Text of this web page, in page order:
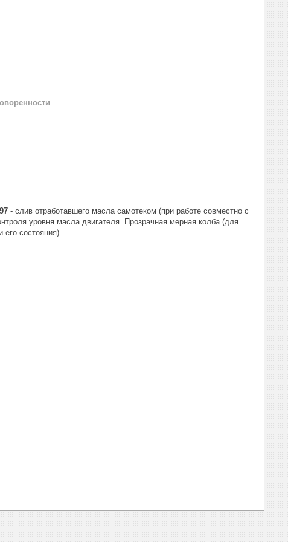
- слив отработавшего масла самотеком (при работе совместно с
уровня масла двигателя. Прозрачная мерная колба (для
его состояния).